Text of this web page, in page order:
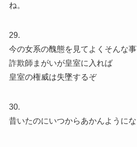
ね。
29.
今の女系の醜態を見てよくそんな
詐欺師まがいが皇室に入れば
皇室の権威は失墜するぞ
30.
昔いたのにいつからあかんように